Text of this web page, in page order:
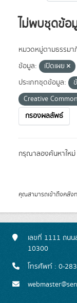
ไม่พบชุดข้อ
หมวดหมู่ตามธรรม
ข้อมูล:
เปิดเผย
ประเภทชุดข้อมูล:
Creative
กรองผลลัพธ์
กรุณาลองค้นหาใหม่
คุณสามารถเข้าถึงคลัง
เลขที่ 1111 ถน
10300
โทรศัพท์ : 0-